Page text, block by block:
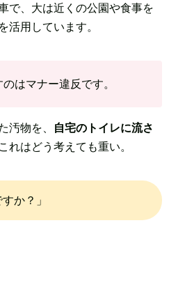
で、大は近くの公園や食事を
活用しています。
はマナー違反です。
汚物を、 自宅のトイレに流さ
れはどう考えても重い。
か？」